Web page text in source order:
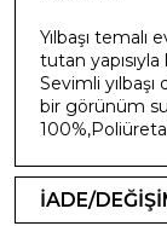
Yılbaşı temalı
tutan
Sevimli
bir görünüm
İADE/